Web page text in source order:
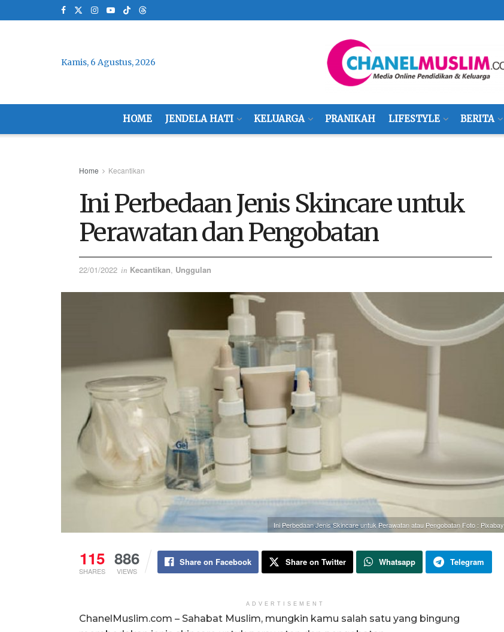
Kamis, 6 Agustus, 2026
HOME JENDELA HATI KELUARGA PRANIKAH LIFESTYLE BERITA
Home Kecantikan
Ini Perbedaan Jenis Skincare untuk
Perawatan dan Pengobatan
22/01/2022 in Kecantikan, Unggulan
Ini Perbedaan Jenis Skincare untuk Perawatan atau Pengobatan Foto : Pixabay
115
SHARES
886
VIEWS
Share on Facebook Share on Twitter Whatsapp Telegram
ADVERTISEMENT
ChanelMuslim.com – Sahabat Muslim, mungkin kamu salah satu yang bingung